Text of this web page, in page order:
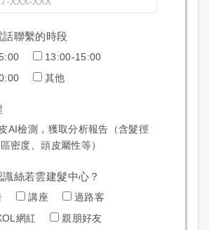
話聯繫的時段
13:00-15:00
其他
AI檢測，獲取分析報告（含髮徑
密度、頭皮屬性等）
絲若雲建髮中心？
講座
過路客
網紅
親朋好友